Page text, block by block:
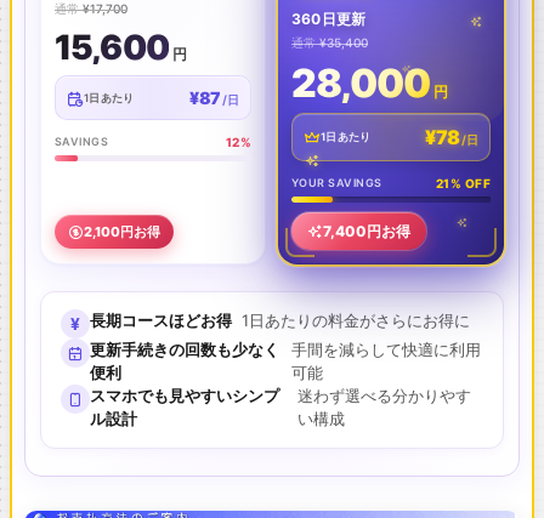
通常¥17,700
15,600 円
1日あたり ¥87/日
SAVINGS 12%
2,100円お得
360日更新
通常¥35,400
28,000 円
1日あたり ¥78/日
YOUR SAVINGS 21% OFF
7,400円お得
¥ 長期コースほどお得 1日あたりの料金がさらにお得に
更新手続きの回数も少なく
便利
手間を減らして快適に利用
可能
スマホでも見やすいシンプ
ル設計
迷わず選べる分かりやす
い構成